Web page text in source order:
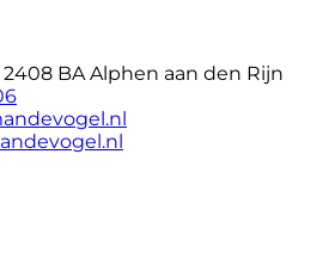
BA Alphen aan den Rijn